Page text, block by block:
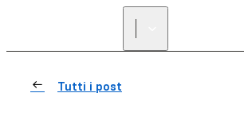
Tutti i post